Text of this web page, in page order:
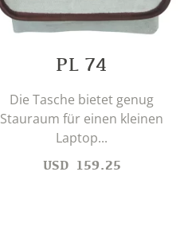
PL 74
Die Tasche bietet genug
Stauraum für einen kleinen
Laptop...
USD 159.25